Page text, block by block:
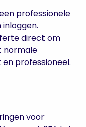
professionele
direct om
normale
professioneel.
voor